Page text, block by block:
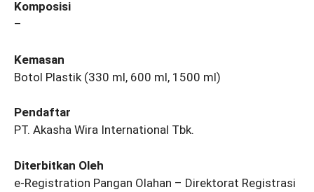
Komposisi
–
Kemasan
Botol Plastik (330 ml, 600 ml, 1500 ml)
Pendaftar
PT. Akasha Wira International Tbk.
Diterbitkan Oleh
e-Registration Pangan Olahan – Direktorat Registrasi